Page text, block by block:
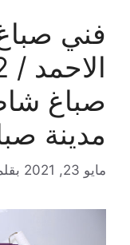
فني
صباغ
مدينة
مايو 23, 2021